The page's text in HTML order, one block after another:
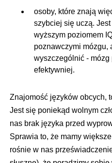
osoby, które znają
szybciej się uczą.
wyższym poziomem
poznawczymi mózgu,
wyszczególnić -
efektywniej.
Znajomość języków obcych,
Jest się poniekąd wolnym
nas brak języka przed
Sprawia to, że mamy
rośnie w nas